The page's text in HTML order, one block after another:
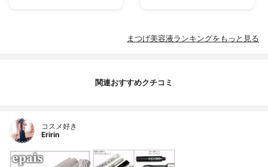
まつげ美容液ランキングをもっと見る
関連おすすめクチコミ
コスメ好き
Eririn